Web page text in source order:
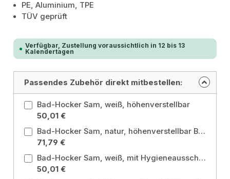
PE, Aluminium, TPE
TÜV geprüft
Verfügbar, Zustellung voraussichtlich in 12 bis 13
Kalendertagen
Passendes Zubehör direkt mitbestellen:
Bad-Hocker Sam, weiß, höhenverstellbar
50,01 €
Bad-Hocker Sam, natur, höhenverstellbar Bambus
71,79 €
Bad-Hocker Sam, weiß, mit Hygieneausschnitt, höhenverstellbar
50,01 €